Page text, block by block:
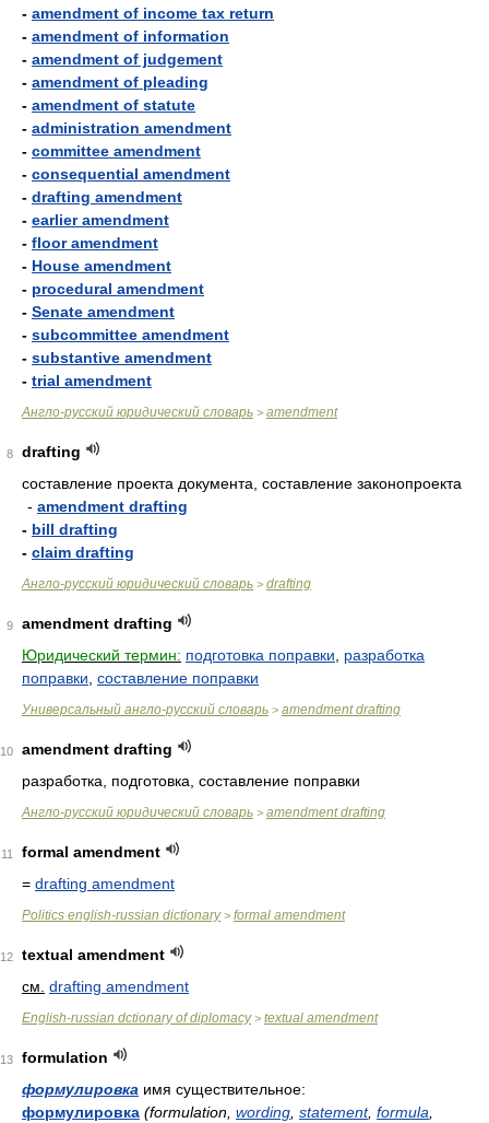
- amendment of income tax return
- amendment of information
- amendment of judgement
- amendment of pleading
- amendment of statute
- administration amendment
- committee amendment
- consequential amendment
- drafting amendment
- earlier amendment
- floor amendment
- House amendment
- procedural amendment
- Senate amendment
- subcommittee amendment
- substantive amendment
- trial amendment
Англо-русский юридический словарь > amendment
8
drafting
составление проекта документа, составление законопроекта
- amendment drafting
- bill drafting
- claim drafting
Англо-русский юридический словарь > drafting
9
amendment drafting
Юридический термин: подготовка поправки
разработка
поправки составление поправки
Универсальный англо-русский словарь > amendment drafting
10
amendment drafting
разработка, подготовка, составление поправки
Англо-русский юридический словарь > amendment drafting
11
formal amendment
= drafting amendment
Politics english-russian dictionary> formal amendment
12
textual amendment
см. drafting amendment
English-russian dctionary of diplomacy> textual amendment
13
formulation
формулировка имя существительное:
формулировка (formulation, wording statement, formula